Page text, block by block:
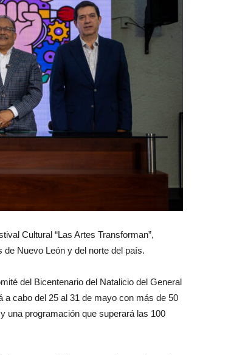
Cultural “Las Artes Transforman”,
Nuevo León y del norte del país.
del Bicentenario del Natalicio del General
cabo del 25 al 31 de mayo con más de 50
una programación que superará las 100